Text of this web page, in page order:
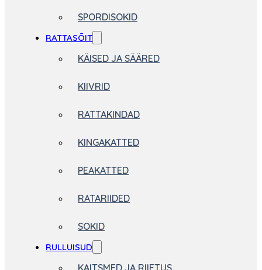
SPORDISOKID
RATTASÕIT
KÄISED JA SÄÄRED
KIIVRID
RATTAKINDAD
KINGAKATTED
PEAKATTED
RATARIIDED
SOKID
RULLUISUD
KAITSMED JA RIIETUS